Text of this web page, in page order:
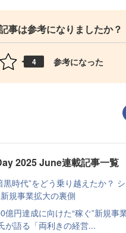
事は参考になりましたか？
4 参考になった
2025 June連載記事一覧
黒時代”をどう乗り越えたか？
新規事業拡大の裏側
億円達成に向けた“稼ぐ”新規事
が語る「両利きの経営...